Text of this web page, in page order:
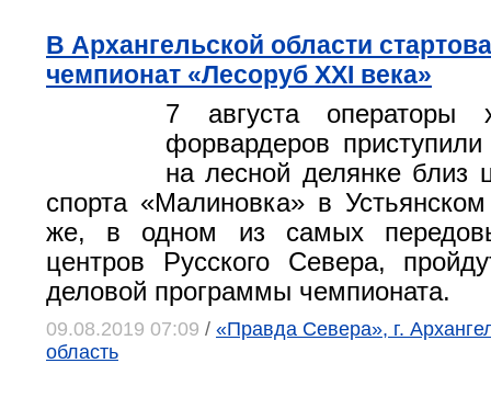
В Архангельской области
чемпионат «Лесоруб XXI века»
7 августа операторы
форвардеров
на лесной делянке близ
спорта «Малиновка» в
же, в одном из самых
центров Русского Севера,
деловой программы чемпионата.
09.08.2019 07:09 / «Правда Севера», г.
область